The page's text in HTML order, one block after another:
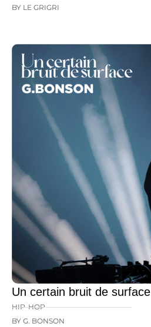
BY LE GRIGRI
Un certain bruit de surface
HIP-HOP
BY G. BONSON